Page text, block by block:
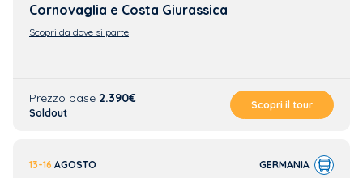
Cornovaglia e Costa Giurassica
Scopri da dove si parte
Prezzo base 2.390€
Soldout
Scopri il tour
13-16 AGOSTO GERMANIA